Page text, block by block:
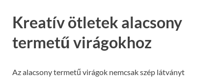
Kreatív ötletek alacsony
termetű virágokhoz
Az alacsony termetű virágok nemcsak szép látványt